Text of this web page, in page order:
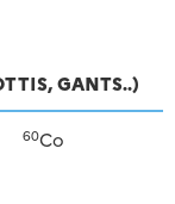
GANTS..)
60Co